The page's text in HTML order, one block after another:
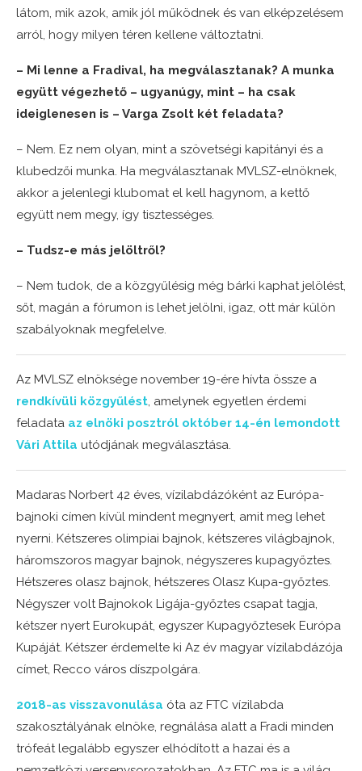
látom, mik azok, amik jól működnek és van elképzelésem
arról, hogy milyen téren kellene változtatni.
– Mi lenne a Fradival, ha megválasztanak? A munka
együtt végezhető – ugyanúgy, mint – ha csak
ideiglenesen is – Varga Zsolt két feladata?
– Nem. Ez nem olyan, mint a szövetségi kapitányi és a
klubedzői munka. Ha megválasztanak MVLSZ-elnöknek,
akkor a jelenlegi klubomat el kell hagynom, a kettő
együtt nem megy, így tisztességes.
– Tudsz-e más jelöltről?
– Nem tudok, de a közgyűlésig még bárki kaphat jelölést,
sőt, magán a fórumon is lehet jelölni, igaz, ott már külön
szabályoknak megfelelve.
Az MVLSZ elnöksége november 19-ére hívta össze a
rendkívüli közgyűlést, amelynek egyetlen érdemi
feladata az elnöki posztról október 14-én lemondott
Vári Attila utódjának megválasztása.
Madaras Norbert 42 éves, vízilabdázóként az Európa-
bajnoki címen kívül mindent megnyert, amit meg lehet
nyerni. Kétszeres olimpiai bajnok, kétszeres világbajnok,
háromszoros magyar bajnok, négyszeres kupagyőztes.
Hétszeres olasz bajnok, hétszeres Olasz Kupa-győztes.
Négyszer volt Bajnokok Ligája-győztes csapat tagja,
kétszer nyert Eurokupát, egyszer Kupagyőztesek Európa
Kupáját. Kétszer érdemelte ki Az év magyar vízilabdázója
címet, Recco város díszpolgára.
2018-as visszavonulása óta az FTC vízilabda
szakosztályának elnöke, regnálása alatt a Fradi minden
trófeát legalább egyszer elhódított a hazai és a